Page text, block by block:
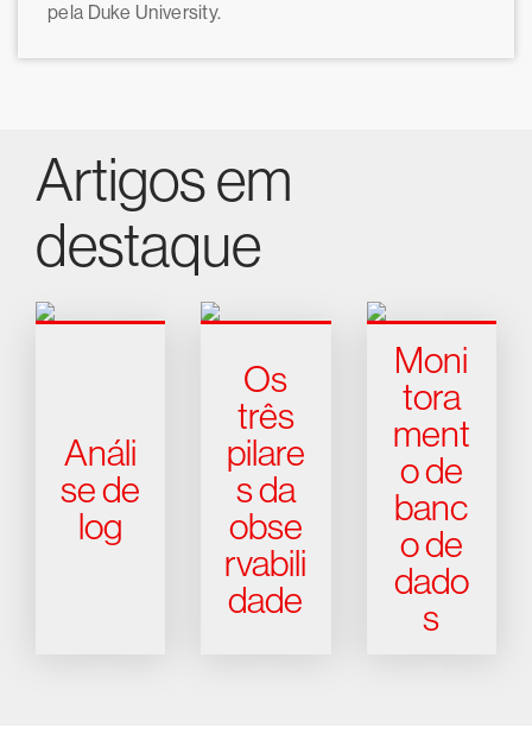
pela Duke University.
Artigos em
destaque
Análi
se de
log
Os
três
pilare
s da
obse
rvabili
dade
Moni
tora
ment
o de
banc
o de
dado
s